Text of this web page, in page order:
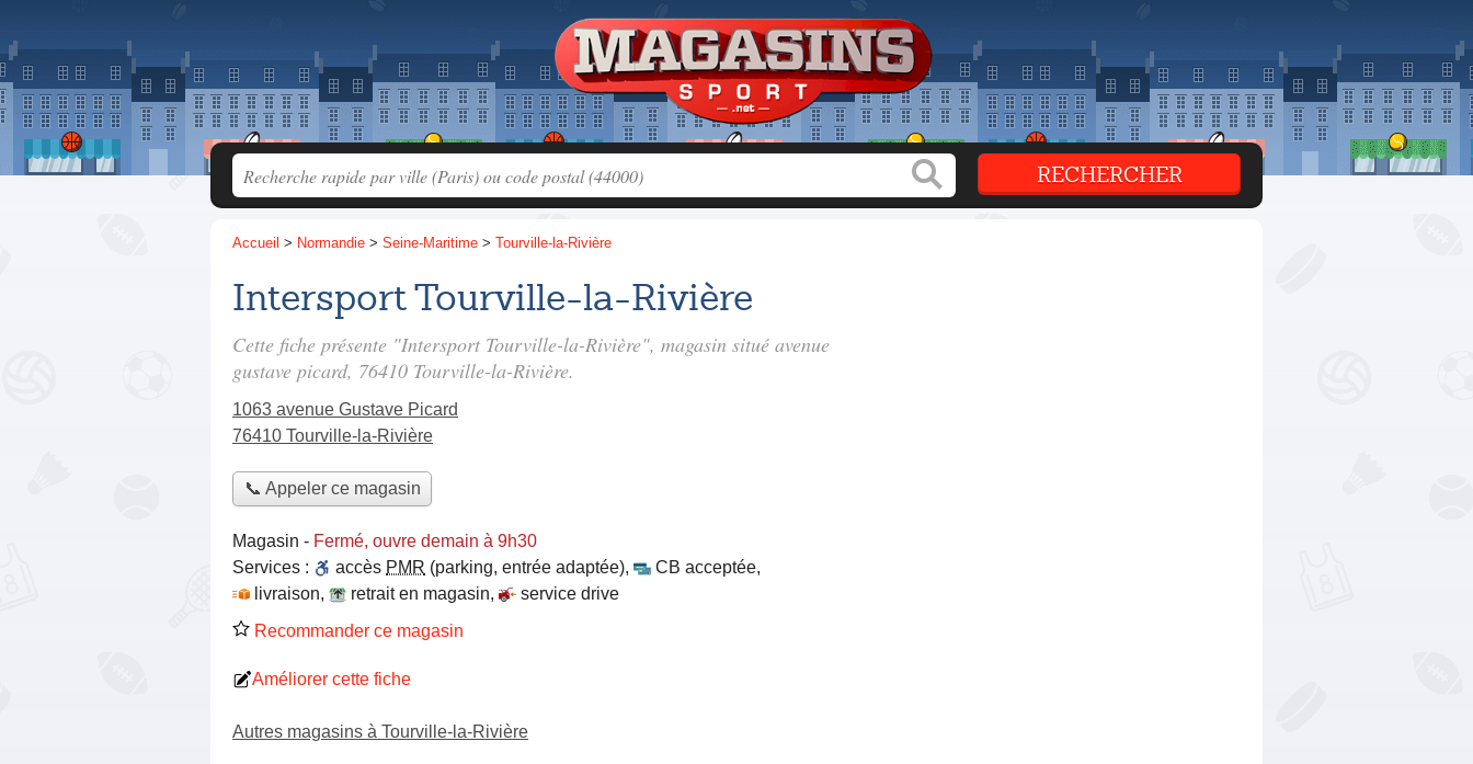
Accueil > Normandie > Seine-Maritime > Tourville-la-Rivière
Intersport Tourville-la-Rivière
Cette fiche présente "Intersport Tourville-la-Rivière", magasin situé avenue
gustave picard, 76410 Tourville-la-Rivière.
1063 avenue Gustave Picard
76410 Tourville-la-Rivière
📞 Appeler ce magasin
Magasin - Fermé, ouvre demain à 9h30
Services :
accès PMR (parking, entrée adaptée), CB acceptée,
livraison, retrait en magasin,
service drive
Recommander ce magasin
Améliorer cette fiche
Autres magasins à Tourville-la-Rivière